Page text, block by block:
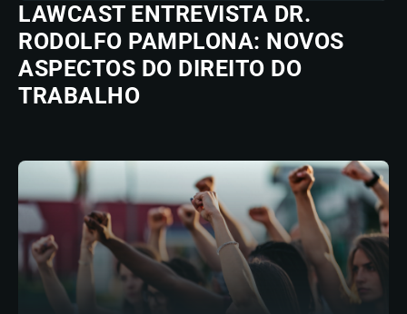
LAWCAST ENTREVISTA DR.
RODOLFO PAMPLONA: NOVOS
ASPECTOS DO DIREITO DO
TRABALHO